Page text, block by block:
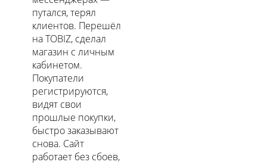
путался, терял
клиентов. Перешёл
на TOBIZ, сделал
магазин с личным
кабинетом.
Покупатели
регистрируются,
видят свои
прошлые покупки,
быстро заказывают
снова. Сайт
работает без сбоев,